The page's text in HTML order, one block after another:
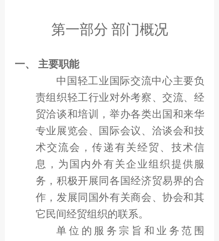
第一部分 部门概况
一、
主要职能
中国轻工业国际交流中心主要负
责组织轻工行业对外考察、交流、经
贸洽谈和培训，举办各类出国和来华
专业展览会、国际会议、洽谈会和技
术交流会，传递有关经贸、技术信
息，为国内外有关企业组织提供服
务，积极开展同各国经济贸易界的合
作，发展同国外有关商会、协会和其
它民间经贸组织的联系。
单位的服务宗旨和业务范围